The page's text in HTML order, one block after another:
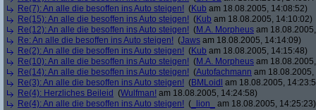
Re(7): An alle die besoffen ins Auto steigen! (Kub am 18.08.2005, 14:08:52)
Re(15): An alle die besoffen ins Auto steigen! (Kub am 18.08.2005, 14:10:02)
Re(12): An alle die besoffen ins Auto steigen! (M.A. Morpheus am
Re: An alle die besoffen ins Auto steigen! (Jaws am 18.08.2005, 14:14:09)
Re(2): An alle die besoffen ins Auto steigen! (Kub am 18.08.2005, 14:15:48)
Re(10): An alle die besoffen ins Auto steigen! (M.A. Morpheus am
Re(14): An alle die besoffen ins Auto steigen! (Autofachmann am
Re(3): An alle die besoffen ins Auto steigen! (BMLoidl am 18.08.2005,
Re(4): Herzliches Beileid (Wulfman! am 18.08.2005, 14:24:58)
Re(4): An alle die besoffen ins Auto steigen! ( _lion_
am 18.08.2005, 14:25:23)